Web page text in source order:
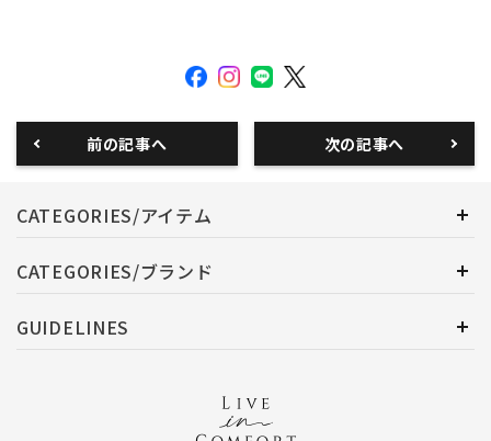
前の記事へ 次の記事へ
CATEGORIES/アイテム
CATEGORIES/ブランド
GUIDELINES